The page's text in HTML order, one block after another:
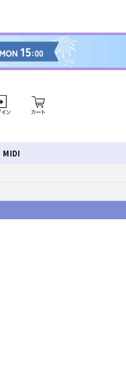
グ
イ
ー
ト
MIDI